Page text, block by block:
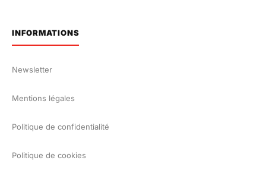
INFORMATIONS
Newsletter
Mentions légales
Politique de confidentialité
Politique de cookies